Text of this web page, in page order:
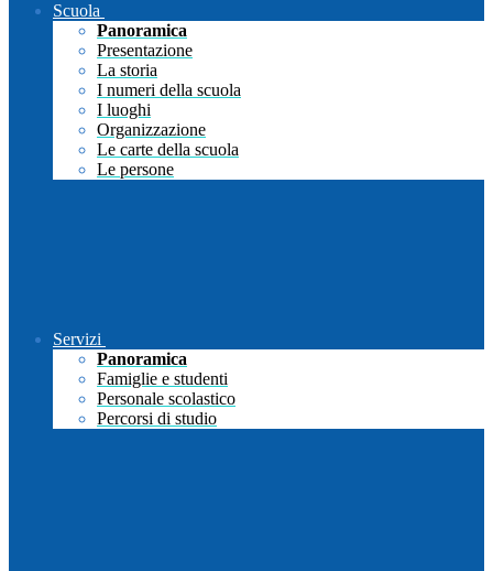
Scuola
Panoramica
Presentazione
La storia
I numeri della scuola
I luoghi
Organizzazione
Le carte della scuola
Le persone
Servizi
Panoramica
Famiglie e studenti
Personale scolastico
Percorsi di studio